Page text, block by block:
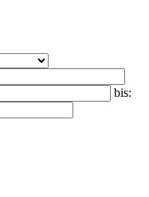
bis: